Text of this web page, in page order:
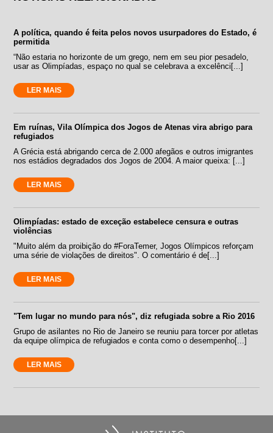
A política, quando é feita pelos novos usurpadores do Estado, é
permitida
“Não estaria no horizonte de um grego, nem em seu pior pesadelo,
usar as Olimpíadas, espaço no qual se celebrava a excelênci[...]
LER MAIS
Em ruínas, Vila Olímpica dos Jogos de Atenas vira abrigo para
refugiados
A Grécia está abrigando cerca de 2.000 afegãos e outros imigrantes
nos estádios degradados dos Jogos de 2004. A maior queixa: [...]
LER MAIS
Olimpíadas: estado de exceção estabelece censura e outras
violências
"Muito além da proibição do #ForaTemer, Jogos Olímpicos reforçam
uma série de violações de direitos". O comentário é de[...]
LER MAIS
"Tem lugar no mundo para nós", diz refugiada sobre a Rio 2016
Grupo de asilantes no Rio de Janeiro se reuniu para torcer por atletas
da equipe olímpica de refugiados e conta como o desempenho[...]
LER MAIS